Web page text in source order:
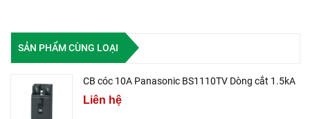
SẢN PHẨM CÙNG LOẠI
CB cóc 10A Panasonic BS1110TV Dòng cắt 1.5kA
Liên hệ